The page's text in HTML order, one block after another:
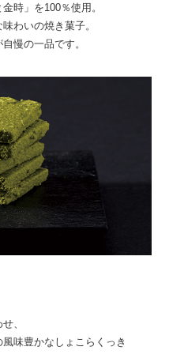
時」を100％使用。
わいの焼き菓子。
慢の一品です。
、
味豊かなしょこらくっき